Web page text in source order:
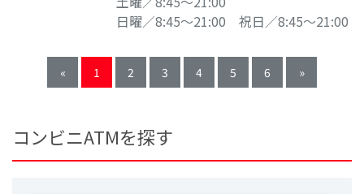
日曜／8:45～21:00
祝日／8:45～21:00
« 1 2 3 4 5 6 »
コンビニATMを探す